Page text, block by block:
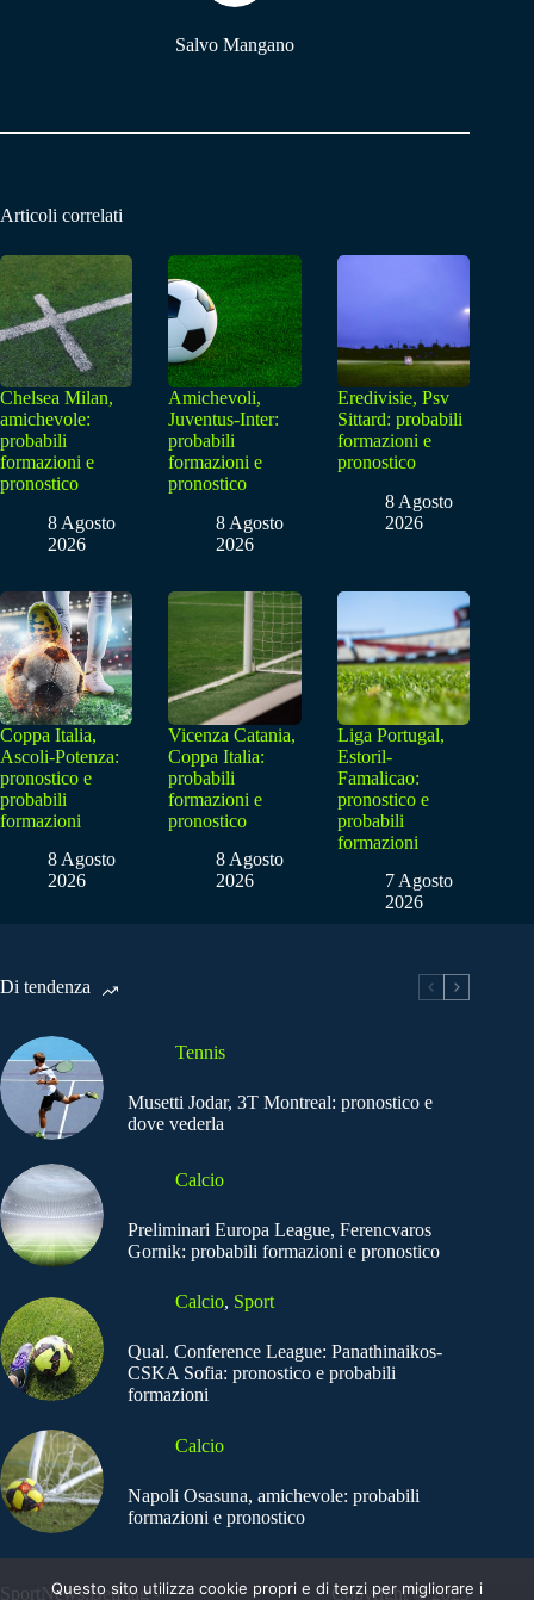
Salvo Mangano
Articoli correlati
Chelsea Milan,
amichevole:
probabili
formazioni e
pronostico
8 Agosto
2026
Amichevoli,
Juventus-Inter:
probabili
formazioni e
pronostico
8 Agosto
2026
Eredivisie, Psv
Sittard: probabili
formazioni e
pronostico
8 Agosto
2026
Coppa Italia,
Ascoli-Potenza:
pronostico e
probabili
formazioni
8 Agosto
2026
Vicenza Catania,
Coppa Italia:
probabili
formazioni e
pronostico
8 Agosto
2026
Liga Portugal,
Estoril-
Famalicao:
pronostico e
probabili
formazioni
7 Agosto
2026
Di tendenza
Tennis
Musetti Jodar, 3T Montreal: pronostico e
dove vederla
Calcio
Preliminari Europa League, Ferencvaros
Gornik: probabili formazioni e pronostico
Calcio, Sport
Qual. Conference League: Panathinaikos-
CSKA Sofia: pronostico e probabili
formazioni
Calcio
Napoli Osasuna, amichevole: probabili
formazioni e pronostico
SportNews.BetFlag - Copyright © 2025
Questo sito utilizza cookie propri e di terzi per migliorare i